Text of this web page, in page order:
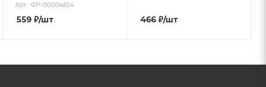
Арт.: ФР-00004624
559₽/шт 466₽/шт